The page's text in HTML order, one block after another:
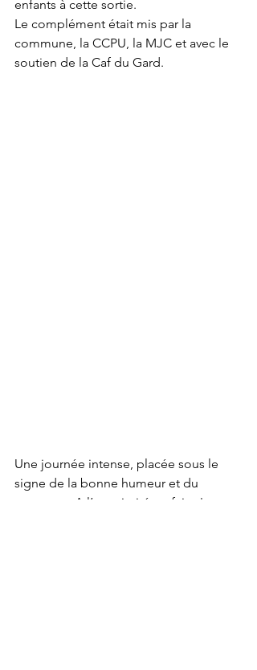
enfants à cette sortie.
Le complément était mis par la
commune, la CCPU, la MJC et avec le
soutien de la Caf du Gard.
Une journée intense, placée sous le
signe de la bonne humeur et du
partage. « A l’unanimité : refaire !